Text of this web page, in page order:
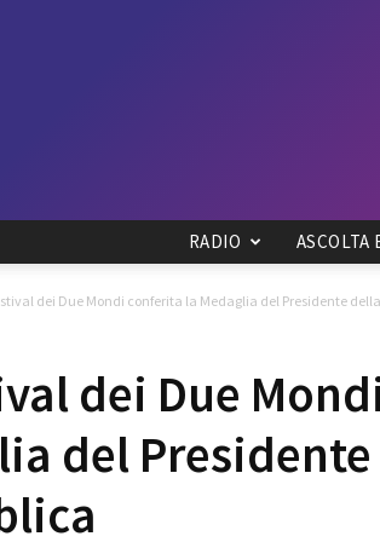
RADIO ASCOLTA
dei Due Mondi conferita la Medaglia del Presidente
dei Due
del